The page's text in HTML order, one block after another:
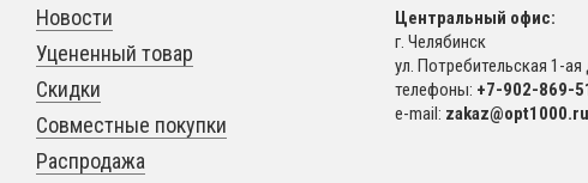
Новости
Уцененный товар
Скидки
Совместные покупки
Распродажа
Центральный офис:
г. Челябинск
ул. Потребительская 1-ая
телефоны: +7-902-869-
e-mail: zakaz@opt1000.ru